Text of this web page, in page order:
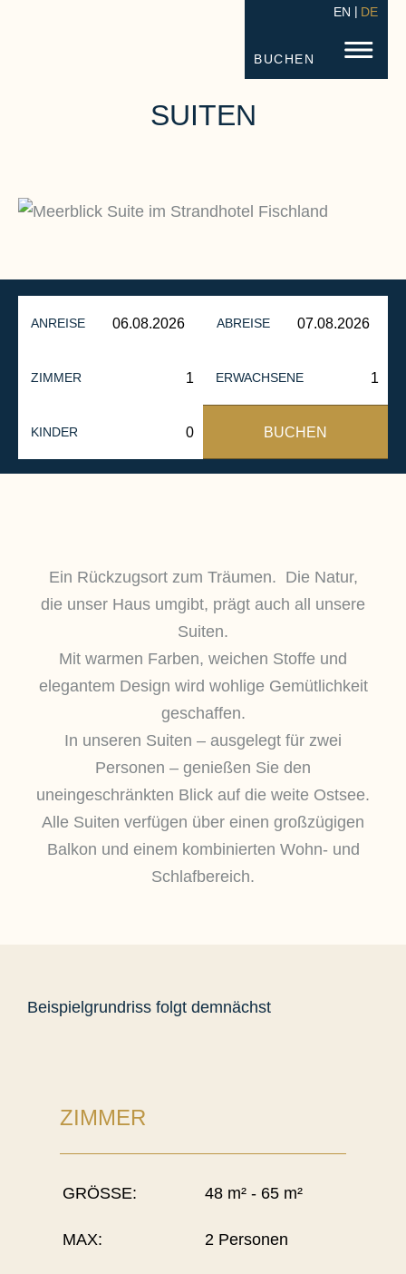
STRANDHOTEL FISCHLAND
BUCHEN
EN DE
SUITEN
ANREISE ABREISE
ZIMMER ERWACHSENE
KINDER BUCHEN
Ein Rückzugsort zum Träumen. Die Natur,
die unser Haus umgibt, prägt auch all unsere
Suiten.
Mit warmen Farben, weichen Stoffe und
elegantem Design wird wohlige Gemütlichkeit
geschaffen.
In unseren Suiten – ausgelegt für zwei
Personen – genießen Sie den
uneingeschränkten Blick auf die weite Ostsee.
Alle Suiten verfügen über einen großzügigen
Balkon und einem kombinierten Wohn- und
Schlafbereich.
ZIMMER
GRÖSSE: 48 m² - 65 m²
MAX: 2 Personen
Beispielgrundriss folgt demnächst